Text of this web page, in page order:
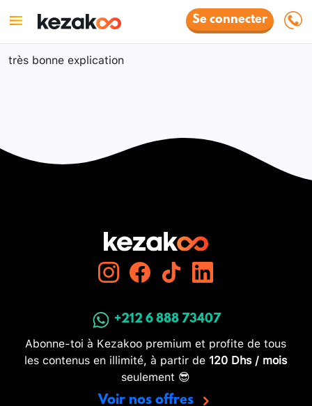
Se connecter
très bonne explication
+212 6 888 73407
Abonne-toi à Kezakoo premium et profite de tous
les contenus en illimité, à partir de 120 Dhs / mois
seulement 😎
Voir nos offres